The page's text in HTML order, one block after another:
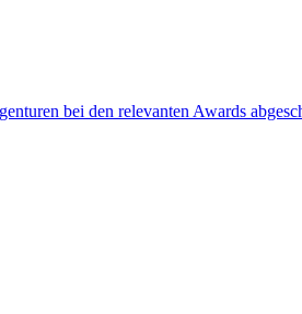
bei den relevanten Awards